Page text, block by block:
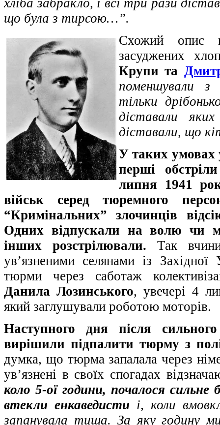
що була з тирсою…”.
Схожий опис
засуджених
Крупи та
поменшували
тільки
діставали
діставали, що
У таких умовах
перші
липня 1941
військ серед тюремного
“Кримінальних” злочинців
Одних відпускали на волю чи
інших розстрілювали. Так
ув’язненими селянами із
тюрми через саботаж
Данила Лозинського, увечері 4
який заглушували роботою моторів.
Наступного дня після
вирішили підпалити тюрму з
думка, що тюрма запалала через
ув’язнені в своїх спогадах
коло 5-ої години, почалося сильне
втекли енкаведисти і, коли
запанувала тиша. За яку годину